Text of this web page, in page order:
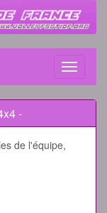
Toggle
-
de l'équipe,